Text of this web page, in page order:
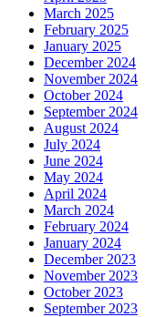
March 2025
February 2025
January 2025
December 2024
November 2024
October 2024
September 2024
August 2024
July 2024
June 2024
May 2024
April 2024
March 2024
February 2024
January 2024
December 2023
November 2023
October 2023
September 2023